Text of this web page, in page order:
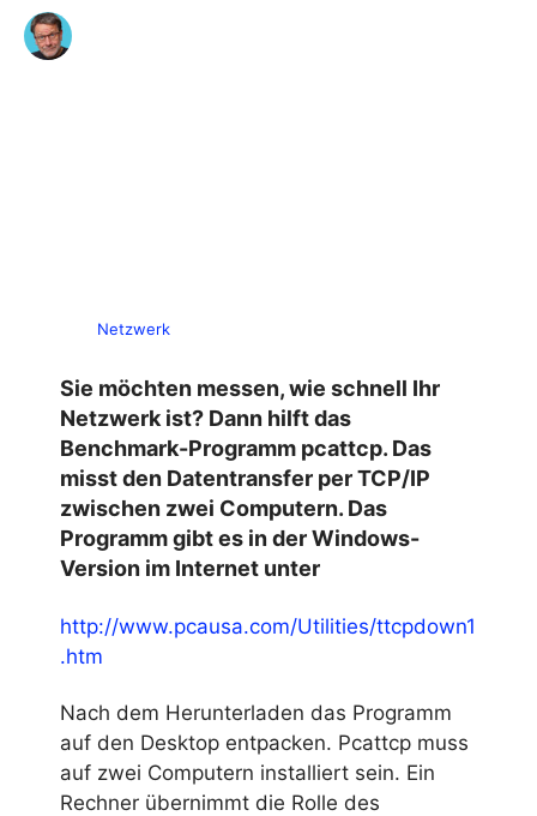
Netzwerk
Sie möchten messen, wie schnell Ihr
Netzwerk ist? Dann hilft das
Benchmark-Programm pcattcp. Das
misst den Datentransfer per TCP/IP
zwischen zwei Computern. Das
Programm gibt es in der Windows-
Version im Internet unter
http://www.pcausa.com/Utilities/ttcpdown1
.htm
Nach dem Herunterladen das Programm
auf den Desktop entpacken. Pcattcp muss
auf zwei Computern installiert sein. Ein
Rechner übernimmt die Rolle des